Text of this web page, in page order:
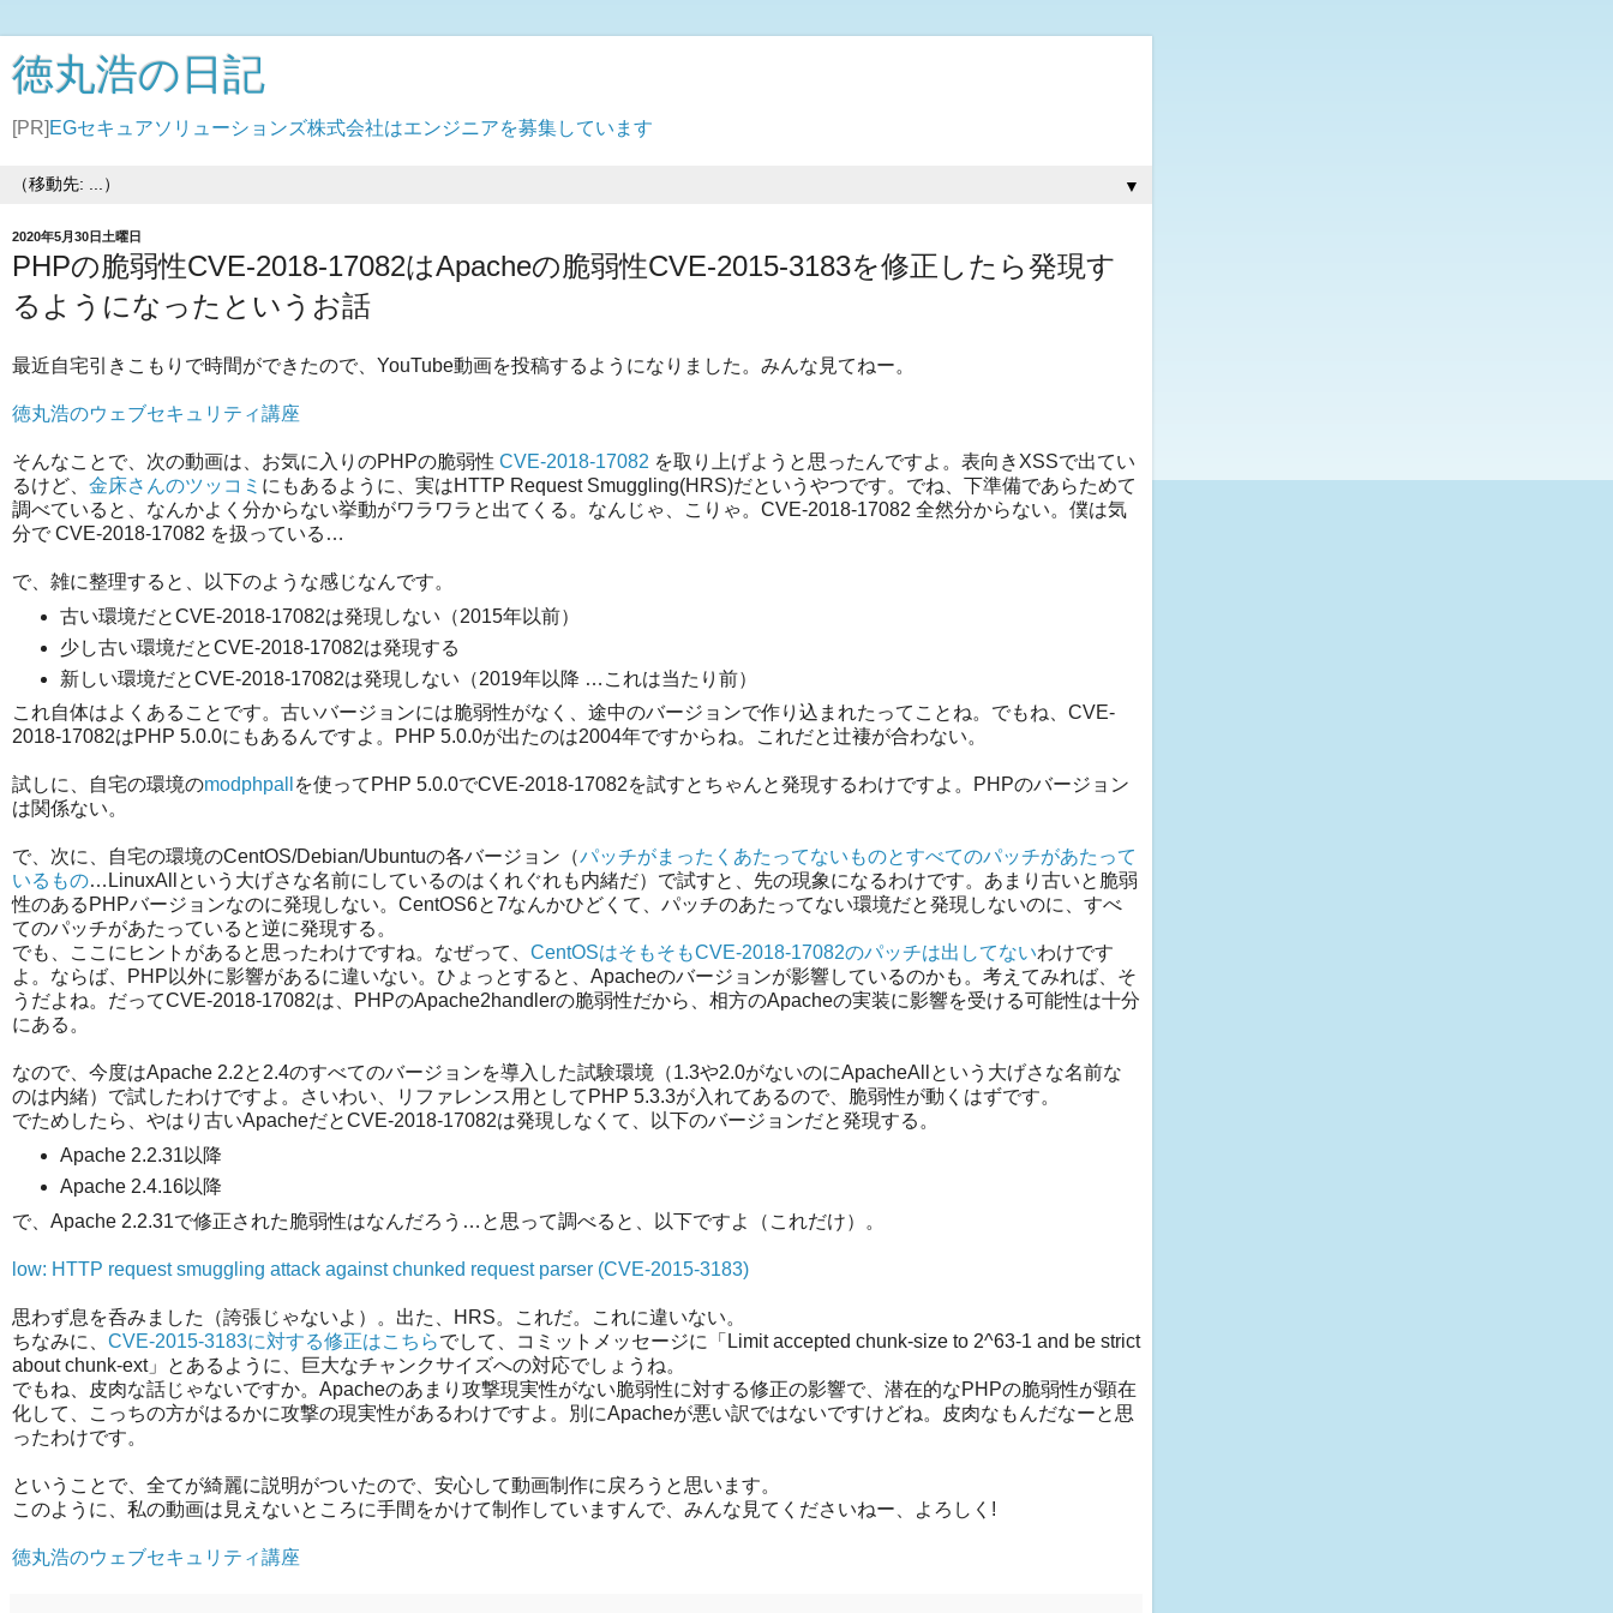
徳丸浩の日記
[PR] EGセキュアソリューションズ株式会社はエンジニアを募集しています
▼
2020年5月30日土曜日
PHPの脆弱性CVE-2018-17082はApacheの脆弱性CVE-2015-3183を修正したら発現す
るようになったというお話
最近自宅引きこもりで時間ができたので、YouTube動画を投稿するようになりました。みんな見てねー。
徳丸浩のウェブセキュリティ講座
そんなことで、次の動画は、お気に入りのPHPの脆弱性 CVE-2018-17082 を取り上げようと思ったんですよ。表向きXSSで出てい
るけど、 金床さんのツッコミ にもあるように、実はHTTP Request Smuggling(HRS)だというやつです。でね、下準備であらためて
調べていると、なんかよく分からない挙動がワラワラと出てくる。なんじゃ、こりゃ。CVE-2018-17082 全然分からない。僕は気
分で CVE-2018-17082 を扱っている…
で、雑に整理すると、以下のような感じなんです。
古い環境だとCVE-2018-17082は発現しない（2015年以前）
少し古い環境だとCVE-2018-17082は発現する
新しい環境だとCVE-2018-17082は発現しない（2019年以降 …これは当たり前）
これ自体はよくあることです。古いバージョンには脆弱性がなく、途中のバージョンで作り込まれたってことね。でもね、CVE-
2018-17082はPHP 5.0.0にもあるんですよ。PHP 5.0.0が出たのは2004年ですからね。これだと辻褄が合わない。
試しに、自宅の環境のmodphpall を使ってPHP 5.0.0でCVE-2018-17082を試すとちゃんと発現するわけですよ。PHPのバージョン
は関係ない。
で、次に、自宅の環境のCentOS/Debian/Ubuntuの各バージョン（パッチがまったくあたってないものとすべてのパッチがあたって
いるもの…LinuxAllという大げさな名前にしているのはくれぐれも内緒だ）で試すと、先の現象になるわけです。あまり古いと脆弱
性のあるPHPバージョンなのに発現しない。CentOS6と7なんかひどくて、パッチのあたってない環境だと発現しないのに、すべ
てのパッチがあたっていると逆に発現する。
でも、ここにヒントがあると思ったわけですね。なぜって、 CentOSはそもそもCVE-2018-17082のパッチは出してないわけです
よ。ならば、PHP以外に影響があるに違いない。ひょっとすると、Apacheのバージョンが影響しているのかも。考えてみれば、そ
うだよね。だってCVE-2018-17082は、PHPのApache2handlerの脆弱性だから、相方のApacheの実装に影響を受ける可能性は十分
にある。
なので、今度はApache 2.2と2.4のすべてのバージョンを導入した試験環境（1.3や2.0がないのにApacheAllという大げさな名前な
のは内緒）で試したわけですよ。さいわい、リファレンス用としてPHP 5.3.3が入れてあるので、脆弱性が動くはずです。
でためしたら、やはり古いApacheだとCVE-2018-17082は発現しなくて、以下のバージョンだと発現する。
Apache 2.2.31以降
Apache 2.4.16以降
で、Apache 2.2.31で修正された脆弱性はなんだろう…と思って調べると、以下ですよ（これだけ）。
low: HTTP request smuggling attack against chunked request parser (CVE-2015-3183)
思わず息を呑みました（誇張じゃないよ）。出た、HRS。これだ。これに違いない。
ちなみに、 CVE-2015-3183に対する修正はこちらでして、コミットメッセージに「Limit accepted chunk-size to 2^63-1 and be strict
about chunk-ext」とあるように、巨大なチャンクサイズへの対応でしょうね。
でもね、皮肉な話じゃないですか。Apacheのあまり攻撃現実性がない脆弱性に対する修正の影響で、潜在的なPHPの脆弱性が顕在
化して、こっちの方がはるかに攻撃の現実性があるわけですよ。別にApacheが悪い訳ではないですけどね。皮肉なもんだなーと思
ったわけです。
ということで、全てが綺麗に説明がついたので、安心して動画制作に戻ろうと思います。
このように、私の動画は見えないところに手間をかけて制作していますんで、みんな見てくださいねー、よろしく!
徳丸浩のウェブセキュリティ講座